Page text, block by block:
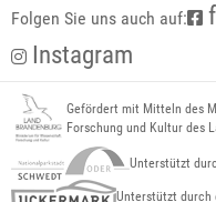
Folgen Sie uns auch auf:
Instagram
Gefördert mit Mitteln des
Forschung und Kultur des
Unterstützt
Unterstützt durch